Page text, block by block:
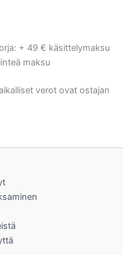
+ 49 € käsittelymaksu
maksu
verot ovat ostajan